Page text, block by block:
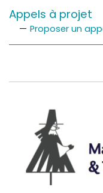
Appels à projet
Proposer un